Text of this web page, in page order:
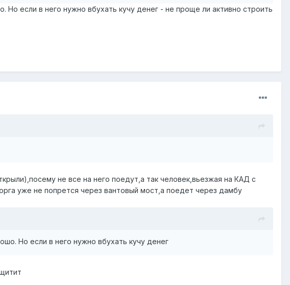
если в него нужно вбухать кучу денег - не проще ли активно строить
не все на него поедут,а так человек,вьезжая на КАД с
уже не попрется через вантовый мост,а поедет через дамбу
Но если в него нужно вбухать кучу денег